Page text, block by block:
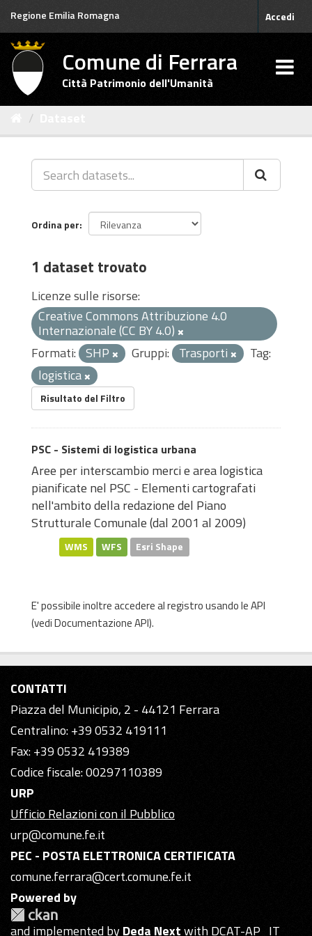
Salta
contenuto
Regione Emilia Romagna Accedi
Comune di Ferrara
Città Patrimonio dell'Umanità
Ordina per
1 dataset trovato
Licenze sulle risorse:
Creative Commons Attribuzione 4.0
Internazionale (CC BY 4.0)
Formati: SHP Gruppi: Trasporti
Tag:
logistica
Risultato del Filtro
PSC - Sistemi di logistica urbana
Aree per interscambio merci e area logistica
pianificate nel PSC - Elementi cartografati
nell'ambito della redazione del Piano
Strutturale Comunale (dal 2001 al 2009)
WMS WFS Esri Shape
E' possibile inoltre accedere al registro usando leAPI
(vediDocumentazione API).
CONTATTI
Piazza del Municipio, 2 - 44121 Ferrara
Centralino: +39 0532 419111
Fax: +39 0532 419389
Codice fiscale: 00297110389
URP
Ufficio Relazioni con il Pubblico
urp@comune.fe.it
PEC - POSTA ELETTRONICA CERTIFICATA
comune.ferrara@cert.comune.fe.it
Powered by
and implemented byDeda Nextwith DCAT-AP_IT